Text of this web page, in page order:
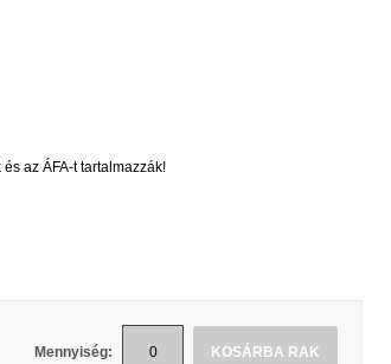
az ÁFA-t tartalmazzák!
Mennyiség: KOSÁRBA RAK